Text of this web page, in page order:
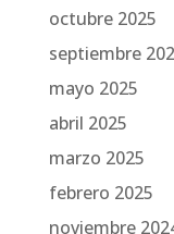
octubre 2025
septiembre
mayo 2025
abril 2025
marzo 2025
febrero 2025
noviembre